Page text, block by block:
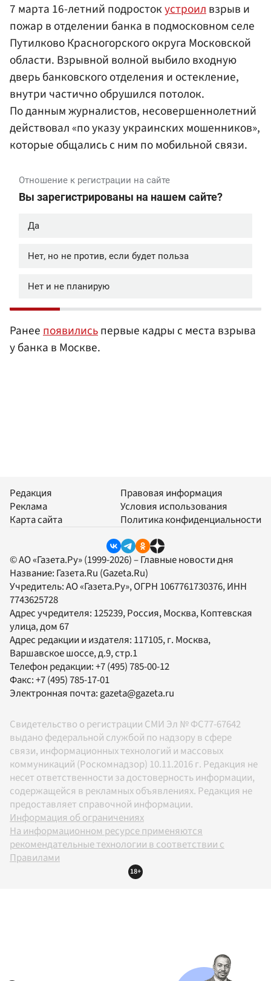
7 марта 16-летний подростокустроилвзрыв и
пожар в отделении банка в подмосковном селе
Путилково Красногорского округа Московской
области. Взрывной волной выбило входную
дверь банковского отделения и остекление,
внутри частично обрушился потолок.
По данным журналистов, несовершеннолетний
действовал «по указу украинских мошенников»,
которые общались с ним по мобильной связи.
Ранеепоявилисьпервые кадры с места взрыва
у банка в Москве.
Редакция
Реклама
Карта сайта
Правовая информация
Условия использования
Политика конфиденциальности
© АО «Газета.Ру» (1999-2026) – Главные новости дня
Название: Газета.Ru (Gazeta.Ru)
Учредитель:АО «Газета.Ру», ОГРН 1067761730376, ИНН
7743625728
Адрес учредителя: 125239, Россия, Москва, Коптевская
улица, дом 67
Адрес редакции и издателя: 117105, г. Москва,
Варшавское шоссе, д.9, стр.1
Телефон редакции:+7 (495) 785-00-12
Факс:+7 (495) 785-17-01
Электронная почта:gazeta@gazeta.ru
Свидетельство о регистрации СМИ Эл № ФС77-67642
выдано федеральной службой по надзору в сфере
связи, информационных технологий и массовых
коммуникаций (Роскомнадзор) 10.11.2016 г. Редакция не
несет ответственности за достоверность информации,
содержащейся в рекламных объявлениях. Редакция не
предоставляет справочной информации.
Информация об ограничениях
На информационном ресурсе применяются
рекомендательные технологии в соответствии с
Правилами
18+